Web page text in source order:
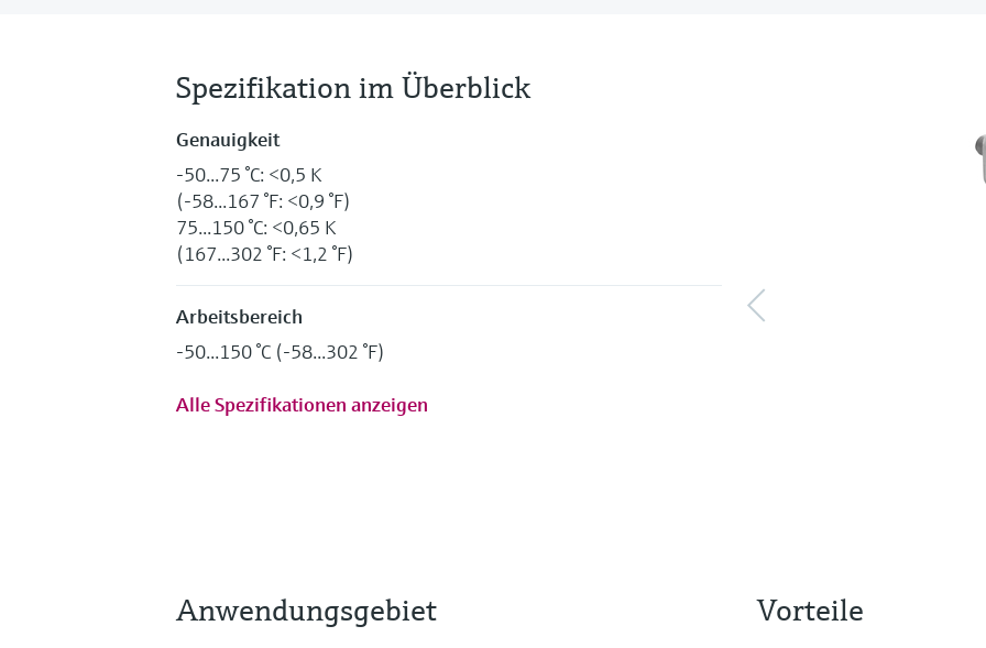
Spezifikation im Überblick
Genauigkeit
-50...75 °C: <0,5 K
(-58...167 °F: <0,9 °F)
75...150 °C: <0,65 K
(167...302 °F: <1,2 °F)
Arbeitsbereich
-50...150 °C (-58...302 °F)
Alle Spezifikationen anzeigen
Anwendungsgebiet Vorteile